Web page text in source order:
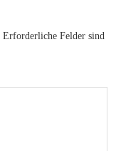
Erforderliche Felder sind